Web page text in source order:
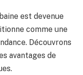
est devenue
comme une
Découvrons
avantages de